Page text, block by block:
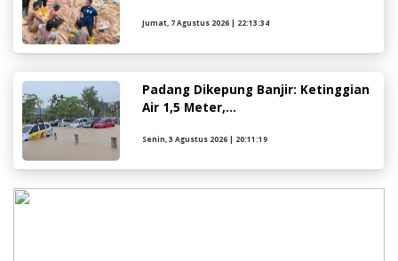
Jumat, 7 Agustus 2026 | 22:13:34
Padang Dikepung Banjir: Ketinggian
Air 1,5 Meter,...
Senin, 3 Agustus 2026 | 20:11:19